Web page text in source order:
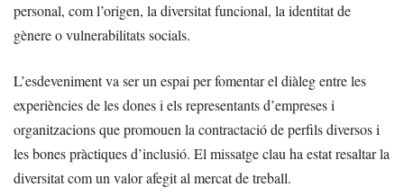
personal, com l’origen, la diversitat funcional, la identitat de
gènere o vulnerabilitats socials.
L’esdeveniment va ser un espai per fomentar el diàleg entre les
experiències de les dones i els representants d’empreses i
organitzacions que promouen la contractació de perfils diversos i
les bones pràctiques d’inclusió. El missatge clau ha estat resaltar la
diversitat com un valor afegit al mercat de treball.